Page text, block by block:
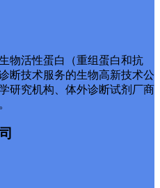
物活性蛋白（重组蛋白和抗
断技术服务的生物高新技术公
研究机构、体外诊断试剂厂商